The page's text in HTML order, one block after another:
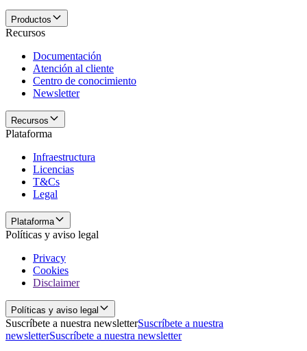
Productos
Recursos
Documentación
Atención al cliente
Centro de conocimiento
Newsletter
Recursos
Plataforma
Infraestructura
Licencias
T&Cs
Legal
Plataforma
Políticas y aviso legal
Privacy
Cookies
Disclaimer
Políticas y aviso legal
Suscríbete a nuestra newsletterSuscríbete a nuestra
newsletterSuscríbete a nuestra newsletter